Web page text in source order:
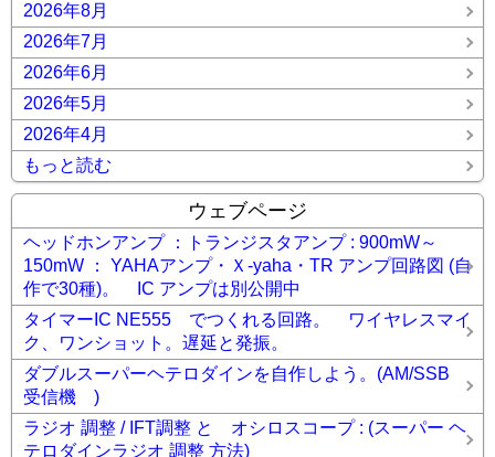
2026年8月
2026年7月
2026年6月
2026年5月
2026年4月
もっと読む
ウェブページ
ヘッドホンアンプ ：トランジスタアンプ : 900mW～
150mW ： YAHAアンプ・Ｘ-yaha・TR アンプ回路図 (自
作で30種)。 IC アンプは別公開中
タイマーIC NE555 でつくれる回路。 ワイヤレスマイ
ク、ワンショット。遅延と発振。
ダブルスーパーヘテロダインを自作しよう。(AM/SSB
受信機 )
ラジオ 調整 / IFT調整 と オシロスコープ : (スーパー ヘ
テロダインラジオ 調整 方法)